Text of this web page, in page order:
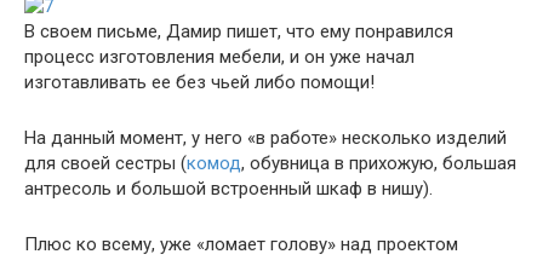
В своем письме, Дамир пишет, что ему понравился
процесс изготовления мебели, и он уже начал
изготавливать ее без чьей либо помощи!
На данный момент, у него «в работе» несколько изделий
для своей сестры (комод, обувница в прихожую, большая
антресоль и большой встроенный шкаф в нишу).
Плюс ко всему, уже «ломает голову» над проектом